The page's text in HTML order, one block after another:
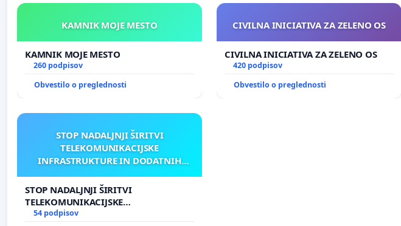
KAMNIK MOJE MESTO
KAMNIK MOJE MESTO
260 podpisov
Obvestilo o preglednosti
CIVILNA INICIATIVA ZA ZELENO OS
CIVILNA INICIATIVA ZA ZELENO OS
420 podpisov
Obvestilo o preglednosti
STOP NADALJNJI ŠIRITVI
TELEKOMUNIKACIJSKE
INFRASTRUKTURE IN DODATNIH
STOP NADALJNJI ŠIRITVI
TELEKOMUNIKACIJSKE
INFRASTRUKTURE IN DODATNIH
54 podpisov